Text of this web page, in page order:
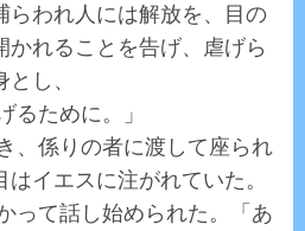
らわれ人には解放を、目の
かれることを告げ、虐げら
し、
るために。」
、係りの者に渡して座られ
イエスに注がれていた。
って話し始められた。「あ